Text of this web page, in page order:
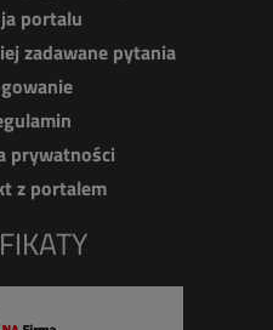
portalu
zadawane pytania
prywatności
z portalem